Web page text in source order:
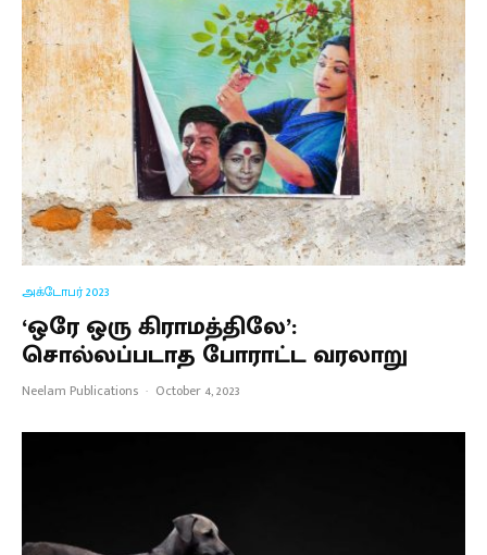
அக்டோபர் 2023
‘ஒரே ஒரு கிராமத்திலே’:
சொல்லப்படாத போராட்ட வரலாறு
Neelam Publications · October 4, 2023